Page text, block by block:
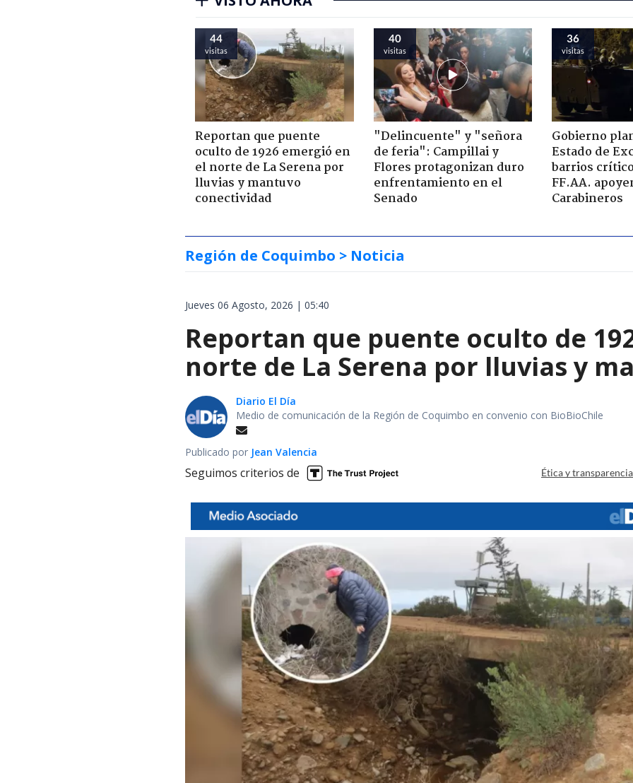
44
visitas
Reportan que puente
oculto de 1926 emergió en
el norte de La Serena por
lluvias y mantuvo
conectividad
40
visitas
"Delincuente" y "señora
de feria": Campillai y
Flores protagonizan duro
enfrentamiento en el
Senado
36
visitas
Gobierno
Estado de
barrios
FF.AA.
Carabineros
Región de Coquimbo > Noticia
Jueves 06 Agosto, 2026 | 05:40
Reportan que puente oculto de
norte de La Serena por lluvias y
Diario El Día
Medio de comunicación de la Región de Coquimbo en convenio con BioBioChile
Publicado por Jean Valencia
Seguimos criterios de Ética y